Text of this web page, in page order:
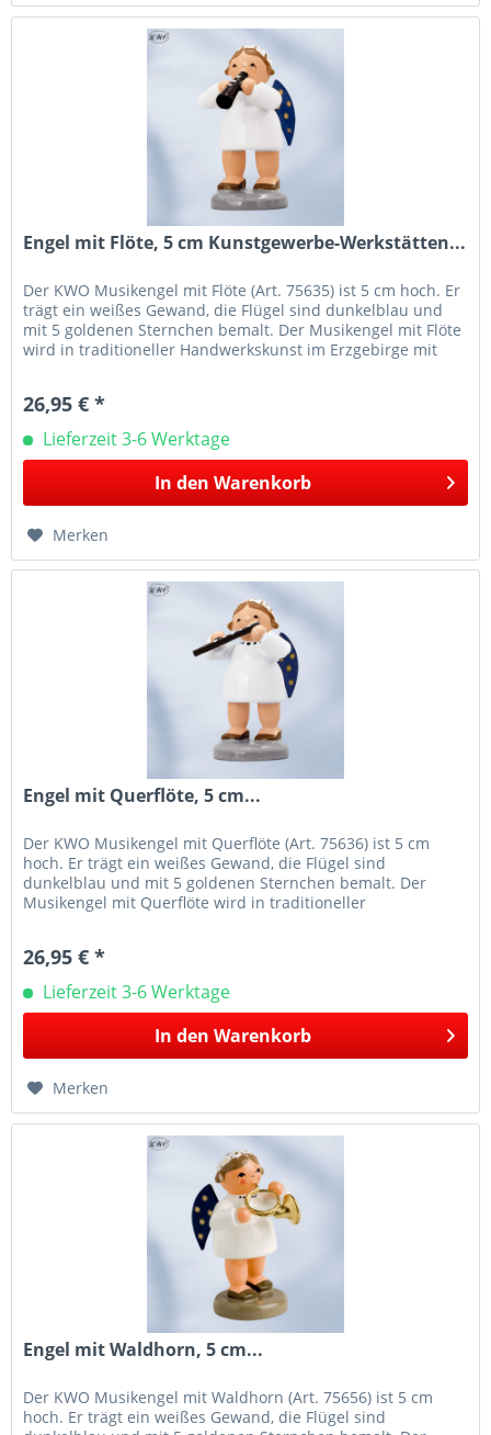
Engel mit Flöte, 5 cm Kunstgewerbe-Werkstätten...
Der KWO Musikengel mit Flöte (Art. 75635) ist 5 cm hoch. Er
trägt ein weißes Gewand, die Flügel sind dunkelblau und
mit 5 goldenen Sternchen bemalt. Der Musikengel mit Flöte
wird in traditioneller Handwerkskunst im Erzgebirge mit
26,95 € *
Lieferzeit 3-6 Werktage
In den Warenkorb
Merken
Engel mit Querflöte, 5 cm...
Der KWO Musikengel mit Querflöte (Art. 75636) ist 5 cm
hoch. Er trägt ein weißes Gewand, die Flügel sind
dunkelblau und mit 5 goldenen Sternchen bemalt. Der
Musikengel mit Querflöte wird in traditioneller
26,95 € *
Lieferzeit 3-6 Werktage
In den Warenkorb
Merken
Engel mit Waldhorn, 5 cm...
Der KWO Musikengel mit Waldhorn (Art. 75656) ist 5 cm
hoch. Er trägt ein weißes Gewand, die Flügel sind